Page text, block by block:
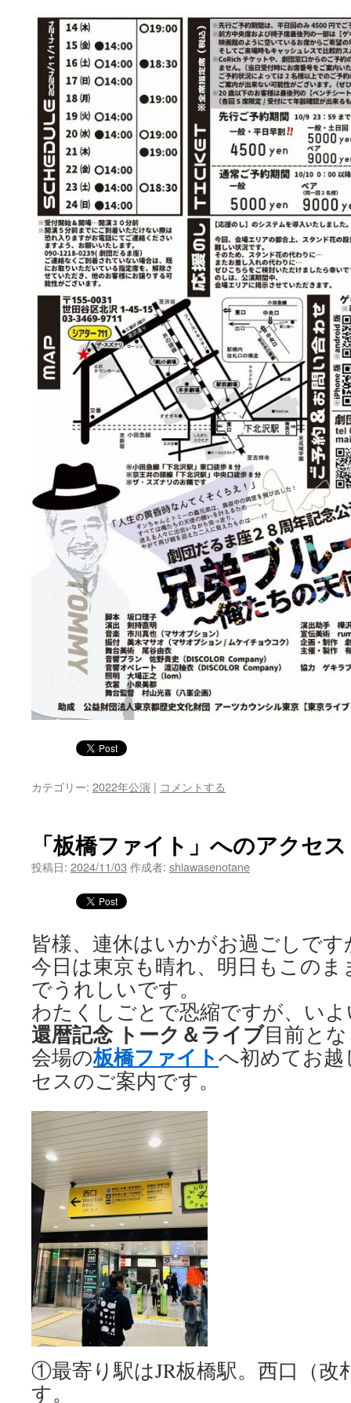
カテゴリー: 2022年公演 | コメントする
「板橋ファイト」へのアクセス
投稿日: 2024/11/03 作成者: shiawasenotane
皆様、連休はいかがお過ごしです
今日は東京も晴れ、明日もこの
でうれしいです。
わたくしごとで恐縮ですが、い
還暦記念 トーク＆ライブ目前と
会場の板橋ファイトへ初めてお
セスのご案内です。
①最寄り駅はJR板橋駅。西口（改
す。